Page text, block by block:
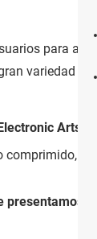
para
variedad
Arts >
presentamos